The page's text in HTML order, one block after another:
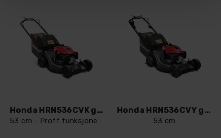
Honda HRN536CVK gressklipper
53 cm - Proff funksjoner for entusiaster
Honda HRN536CVY gressklipper
53 cm